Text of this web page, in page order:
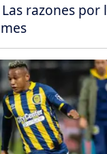
razones por